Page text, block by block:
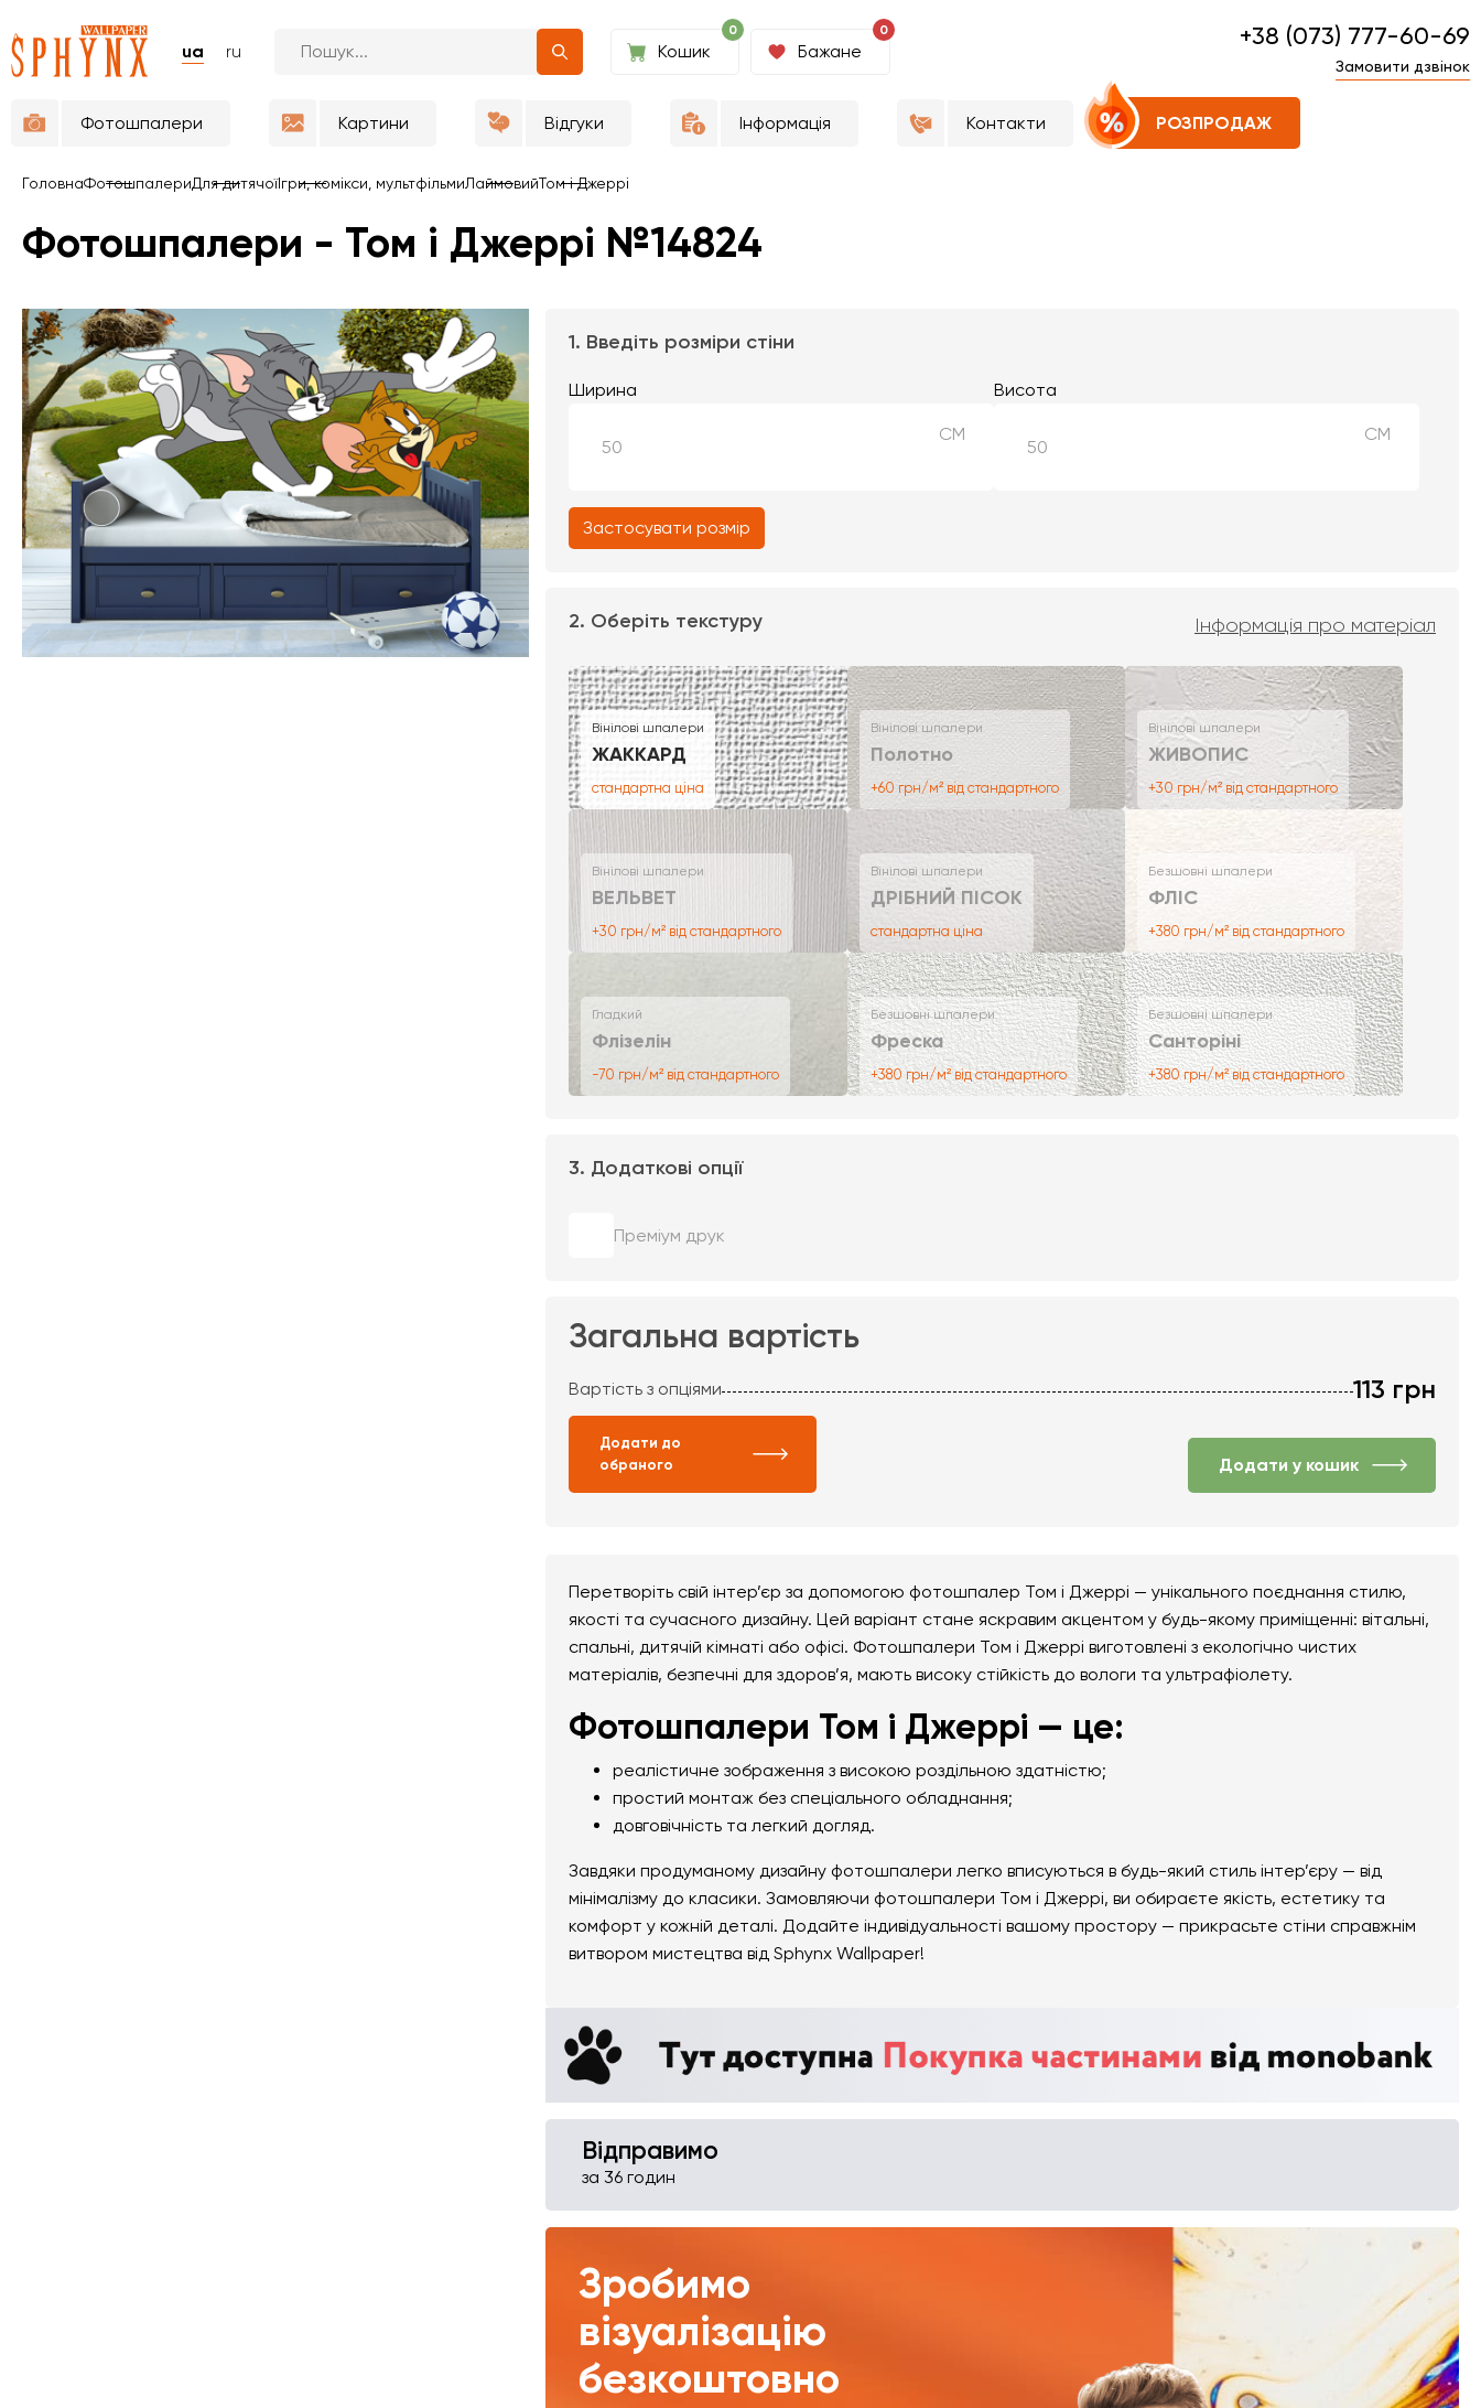
ua ru
0
Кошик
0
Бажане
+38 (073) 777-60-69
Замовити дзвінок
Фотошпалери Картини Відгуки Інформація Контакти РОЗПРОДАЖ
ГоловнаФотошпалериДля дитячоїІгри, комікси, мультфільмиЛаймовийТом і Джеррі
Фотошпалери - Том і Джеррі №14824
1. Введіть розміри стіни
Ширина
СМ
Висота
СМ
Застосувати розмір
2. Оберіть текстуру Інформація про матеріал
Вінілові шпалери
ЖАККАРД
стандартна ціна
Вінілові шпалери
Полотно
+60 грн/м² від стандартного
Вінілові шпалери
ЖИВОПИС
+30 грн/м² від стандартного
Вінілові шпалери
ВЕЛЬВЕТ
+30 грн/м² від стандартного
Вінілові шпалери
ДРІБНИЙ ПІСОК
стандартна ціна
Безшовні шпалери
ФЛІС
+380 грн/м² від стандартного
Гладкий
Флізелін
-70 грн/м² від стандартного
Безшовні шпалери
Фреска
+380 грн/м² від стандартного
Безшовні шпалери
Санторіні
+380 грн/м² від стандартного
3. Додаткові опції
Преміум друк
Загальна вартість
Вартість з опціями 113 грн
Додати до
обраного
Додати у кошик
Перетворіть свій інтер’єр за допомогою фотошпалер Том і Джеррі — унікального поєднання стилю,
якості та сучасного дизайну. Цей варіант стане яскравим акцентом у будь-якому приміщенні: вітальні,
спальні, дитячій кімнаті або офісі. Фотошпалери Том і Джеррі виготовлені з екологічно чистих
матеріалів, безпечні для здоров’я, мають високу стійкість до вологи та ультрафіолету.
Фотошпалери Том і Джеррі — це:
реалістичне зображення з високою роздільною здатністю;
простий монтаж без спеціального обладнання;
довговічність та легкий догляд.
Завдяки продуманому дизайну фотошпалери легко вписуються в будь-який стиль інтер’єру — від
мінімалізму до класики. Замовляючи фотошпалери Том і Джеррі, ви обираєте якість, естетику та
комфорт у кожній деталі. Додайте індивідуальності вашому простору — прикрасьте стіни справжнім
витвором мистецтва від Sphynx Wallpaper!
Відправимо
за 36 годин
Зробимо
візуалізацію
безкоштовно